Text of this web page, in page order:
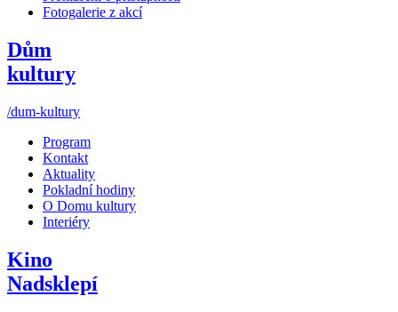
Fotogalerie z akcí
Dům
kultury
/dum-kultury
Program
Kontakt
Aktuality
Pokladní hodiny
O Domu kultury
Interiéry
Kino
Nadsklepí